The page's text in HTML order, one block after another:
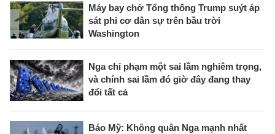
Máy bay chở Tổng thống Trump suýt áp
sát phi cơ dân sự trên bầu trời
Washington
Nga chỉ phạm một sai lầm nghiêm trọng,
và chính sai lầm đó giờ đây đang thay
đổi tất cả
Báo Mỹ: Không quân Nga mạnh nhất